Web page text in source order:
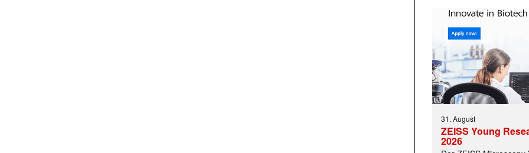
31. August
ZEISS Young
2026